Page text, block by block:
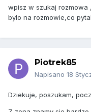
wpisz w szukaj
bylo na rozmowie,co
Piotrek85
Napisano 18
Dziekuje, poszukam,